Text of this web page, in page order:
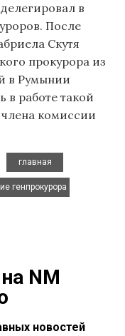
в
После
Скутя
прокурора из
в Румынии
в работе такой
комиссии
главная
генпрокурора
NM
новостей